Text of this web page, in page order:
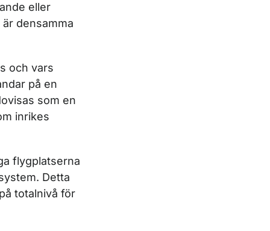
eller
densamma
och vars
på en
som en
inrikes
flygplatserna
Detta
totalnivå för